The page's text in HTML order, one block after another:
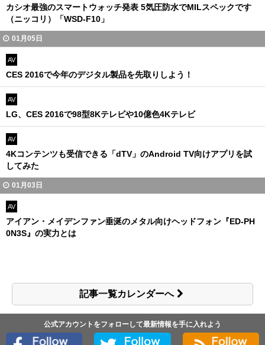
カシオ最強のスマートウォッチ発表 5気圧防水でMILスペックです
（ニッコリ）「WSD-F10」
01月05日
AV
CES 2016で今年のデジタル製品を先取りしよう！
AV
LG、CES 2016で98型8Kテレビや10億色4Kテレビ
AV
4Kコンテンツも受信できる「dTV」のAndroid TV向けアプリを試
してみた
01月03日
AV
アイアン・メイデンファン垂涎のメタル向けヘッドフォン『ED-PH
0N3S』の実力とは
記事一覧カレンダーへ
公式アカウントをフォローして最新情報を手に入れよう